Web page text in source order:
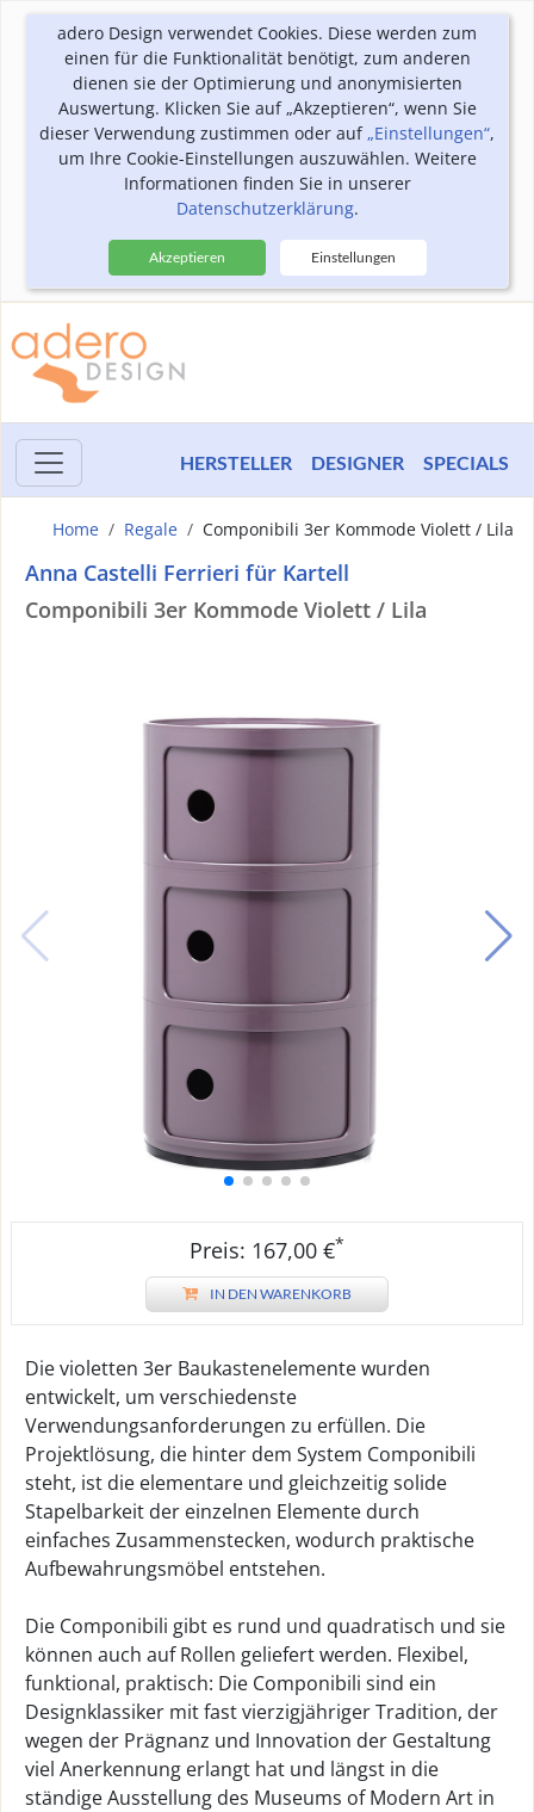
adero Design verwendet Cookies. Diese werden zum
einen für die Funktionalität benötigt, zum anderen
dienen sie der Optimierung und anonymisierten
Auswertung. Klicken Sie auf „Akzeptieren“, wenn Sie
dieser Verwendung zustimmen oder auf„Einstellungen“,
um Ihre Cookie-Einstellungen auszuwählen. Weitere
Informationen finden Sie in unserer
Datenschutzerklärung.
Akzeptieren Einstellungen
HERSTELLER DESIGNER SPECIALS
Home Regale Componibili 3er Kommode Violett / Lila
Anna Castelli Ferrieri für Kartell
Componibili 3er Kommode Violett / Lila
Preis: 167,00 €*
IN DEN WARENKORB
Die violetten 3er Baukastenelemente wurden
entwickelt, um verschiedenste
Verwendungsanforderungen zu erfüllen. Die
Projektlösung, die hinter dem System Componibili
steht, ist die elementare und gleichzeitig solide
Stapelbarkeit der einzelnen Elemente durch
einfaches Zusammenstecken, wodurch praktische
Aufbewahrungsmöbel entstehen.
Die Componibili gibt es rund und quadratisch und sie
können auch auf Rollen geliefert werden. Flexibel,
funktional, praktisch: Die Componibili sind ein
Designklassiker mit fast vierzigjähriger Tradition, der
wegen der Prägnanz und Innovation der Gestaltung
viel Anerkennung erlangt hat und längst in die
ständige Ausstellung des Museums of Modern Art in